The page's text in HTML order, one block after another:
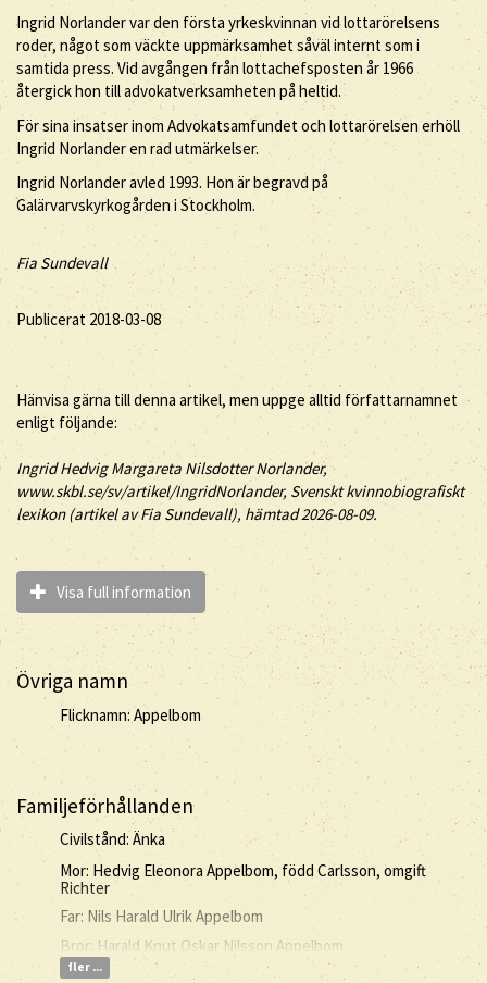
Ingrid Norlander var den första yrkeskvinnan vid lottarörelsens
roder, något som väckte uppmärksamhet såväl internt som i
samtida press. Vid avgången från lottachefsposten år 1966
återgick hon till advokatverksamheten på heltid.
För sina insatser inom Advokatsamfundet och lottarörelsen erhöll
Ingrid Norlander en rad utmärkelser.
Ingrid Norlander avled 1993. Hon är begravd på
Galärvarvskyrkogården i Stockholm.
Fia Sundevall
Publicerat 2018-03-08
Hänvisa gärna till denna artikel, men uppge alltid författarnamnet
enligt följande:
IngridHedvig Margareta NilsdotterNorlander,
www.skbl.se/sv/artikel/IngridNorlander, Svenskt kvinnobiografiskt
lexikon (artikel avFia Sundevall), hämtad 2026-08-09.
Visa full information
Övriga namn
Flicknamn: Appelbom
Familjeförhållanden
Civilstånd: Änka
Mor: Hedvig Eleonora Appelbom, född Carlsson, omgift
Richter
Far: Nils Harald Ulrik Appelbom
Bror: Harald Knut Oskar Nilsson Appelbom
fler ...